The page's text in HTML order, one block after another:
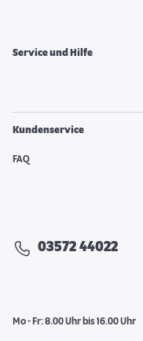
Service und Hilfe
Kundenservice
FAQ
03572 44022
Mo - Fr: 8.00 Uhr bis 16.00 Uhr